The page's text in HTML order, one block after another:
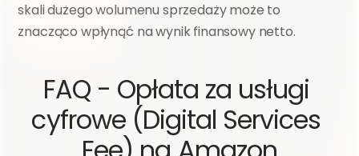
skali dużego wolumenu sprzedaży może to
znacząco wpłynąć na wynik finansowy netto.
FAQ - Opłata za usługi
cyfrowe (Digital Services